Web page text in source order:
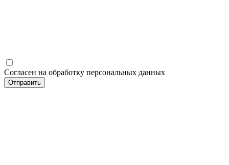
Согласен на обработку персональных данных